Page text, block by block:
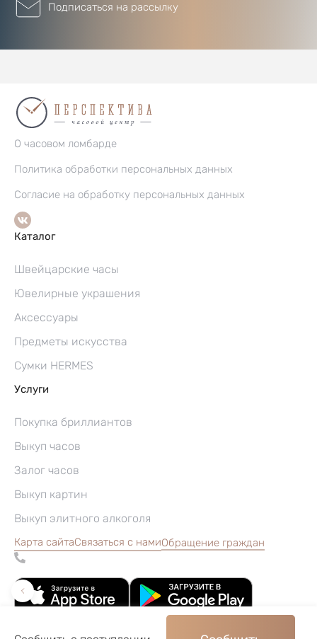
Подписаться на рассылку
О часовом ломбарде
Политика обработки персональных данных
Согласие на обработку персональных данных
Каталог
Швейцарские часы
Ювелирные украшения
Аксессуары
Предметы искусства
Сумки HERMES
Услуги
Покупка бриллиантов
Выкуп часов
Залог часов
Выкуп картин
Выкуп элитного алкоголя
Карта сайтаСвязаться с намиОбращение граждан